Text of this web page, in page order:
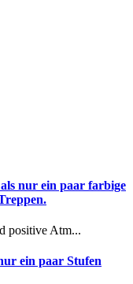
nur ein paar farbige
positive Atm...
ein paar Stufen